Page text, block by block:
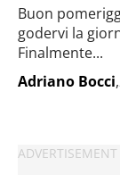
Buon
godervi la
Finalmente...
Adriano Bocci